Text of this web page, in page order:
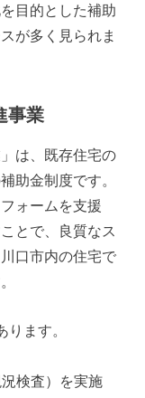
目的とした補助
が多く見られま
事業
は、既存住宅の
助金制度です。
ォームを支援
とで、良質なス
口市内の住宅で
ます。
検査）を実施